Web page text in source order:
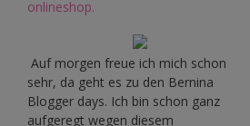
onlineshop.
Auf morgen freue ich mich schon
sehr, da geht es zu den Bernina
Blogger days. Ich bin schon ganz
aufgeregt wegen diesem